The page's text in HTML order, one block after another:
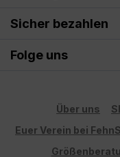
Sicher bezahlen
Folge uns
Über uns
Euer Verein bei